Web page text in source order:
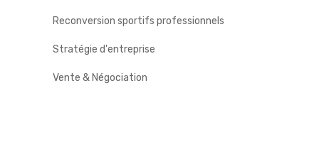
Reconversion sportifs professionnels
Stratégie d'entreprise
Vente & Négociation